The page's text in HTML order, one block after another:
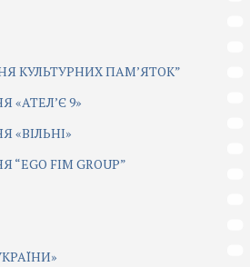
КУЛЬТУРНИХ ПАМ’ЯТОК”
«АТЕЛ’Є 9»
«ВІЛЬНІ»
FIM GROUP”